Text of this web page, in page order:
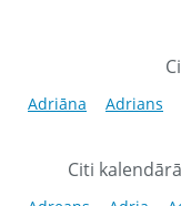
Adriāna Adrians
Citi